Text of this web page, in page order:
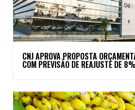
CNJ APROVA PROPOSTA
COM PREVISÃO DE REAJUSTE DE